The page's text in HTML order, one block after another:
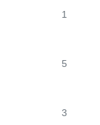
1
5
3